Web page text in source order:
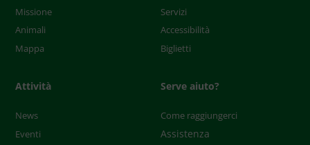
Missione
Animali
Mappa
Servizi
Accessibilità
Biglietti
Attività
News
Eventi
Serve aiuto?
Come raggiungerci
Assistenza